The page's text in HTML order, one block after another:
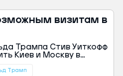
визитам в
Трампа Стив Уиткофф
Киев и Москву в
Трамп